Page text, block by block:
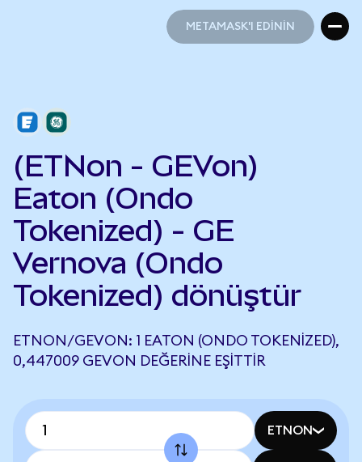
METAMASK'I EDİNİN
(ETNon - GEVon)
Eaton (Ondo
Tokenized) - GE
Vernova (Ondo
Tokenized) dönüştür
ETNON/GEVON: 1 EATON (ONDO TOKENIZED),
0,447009 GEVON DEĞERINE EŞITTIR
ETNON